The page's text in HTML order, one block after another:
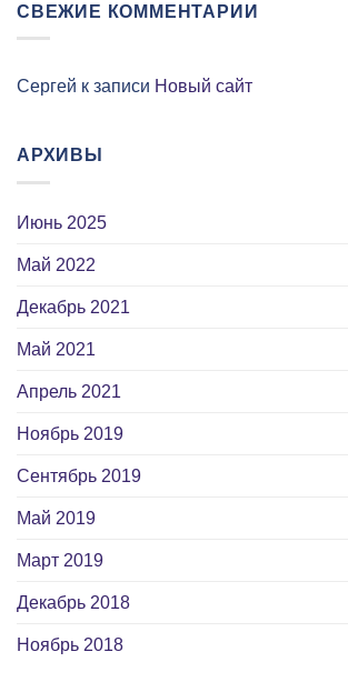
СВЕЖИЕ КОММЕНТАРИИ
Сергей к записи Новый сайт
АРХИВЫ
Июнь 2025
Май 2022
Декабрь 2021
Май 2021
Апрель 2021
Ноябрь 2019
Сентябрь 2019
Май 2019
Март 2019
Декабрь 2018
Ноябрь 2018